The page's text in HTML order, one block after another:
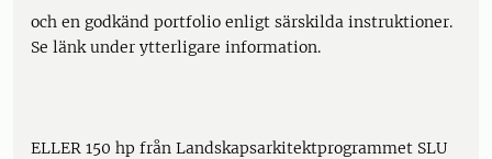
och en godkänd portfolio enligt särskilda instruktioner.
Se länk under ytterligare information.
ELLER 150 hp från Landskapsarkitektprogrammet SLU